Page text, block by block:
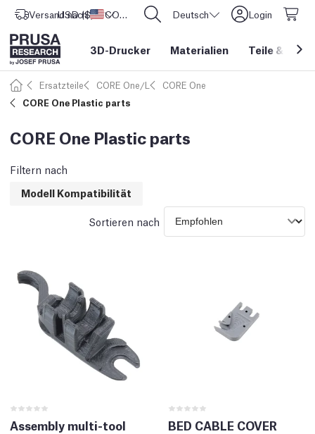
Versand nach Vereinigte Staaten
USD ($) CORE One L: Jetzt auf Lager! Deutsch Login
3D-Drucker Materialien Teile &
Ersatzteile CORE One/L
CORE One
CORE One Plastic parts
CORE One Plastic parts
Filtern nach
Modell Kompatibilität
Sortieren nach
Assembly multi-tool
BED CABLE COVER